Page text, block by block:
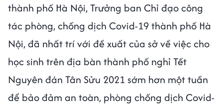
thành phố Hà Nội, Trưởng ban Chỉ đạo công
tác phòng, chống dịch Covid-19 thành phố Hà
Nội, đã nhất trí với đề xuất của sở về việc cho
học sinh trên địa bàn thành phố nghỉ Tết
Nguyên đán Tân Sửu 2021 sớm hơn một tuần
để bảo đảm an toàn, phòng chống dịch Covid-